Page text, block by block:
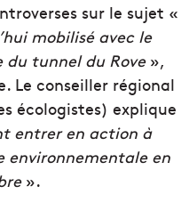
sur le sujet «
mobilisé avec le
tunnel du Rove»,
Le conseiller régional
écologistes) explique
entrer en action à
environnementale en
».